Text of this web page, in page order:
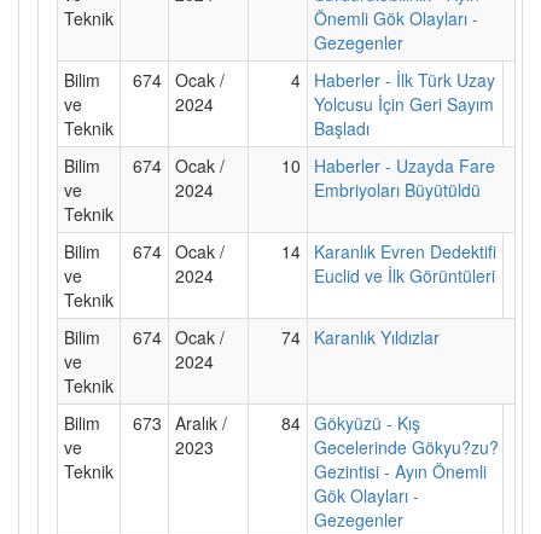
Teknik
Önemli Gök Olayları -
Gezegenler
Bilim
ve
Teknik
674 Ocak /
2024
4 Haberler - İlk Türk Uzay
Yolcusu İçin Geri Sayım
Başladı
Bilim
ve
Teknik
674 Ocak /
2024
10
Haberler - Uzayda Fare
Embriyoları Büyütüldü
Bilim
ve
Teknik
674 Ocak /
2024
14 Karanlık Evren Dedektifi
Euclid ve İlk Görüntüleri
Bilim
ve
Teknik
674 Ocak /
2024
74 Karanlık Yıldızlar
Bilim
ve
Teknik
673 Aralık /
2023
84 Gökyüzü - Kış
Gecelerinde Gökyu?zu?
Gezintisi - Ayın Önemli
Gök Olayları -
Gezegenler